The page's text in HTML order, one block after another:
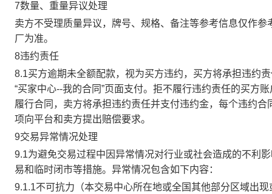
7数量、重量异议处理
卖方不受理质量异议，牌号、规格、备注等参考信息仅作
厂为准。
8违约责任
8.1买方逾期未全额配款，视为买方违约，买方将承担违约
“买家中心--我的合同”页面支付。拒不履行违约责任的买方
履行合同，卖方将承担违约责任并支付违约金，每个违约
项向平台和卖方提出赔偿要求。
9交易异常情况处理
9.1为避免交易过程中因异常情况对行业或社会造成的不利
易和临时闭市等措施。异常情况包含如下内容：
9.1.1不可抗力（本交易中心所在地或全国其他部分区域出